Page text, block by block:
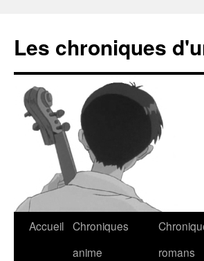
Les chroniques
Accueil Chroniques
anime
romans